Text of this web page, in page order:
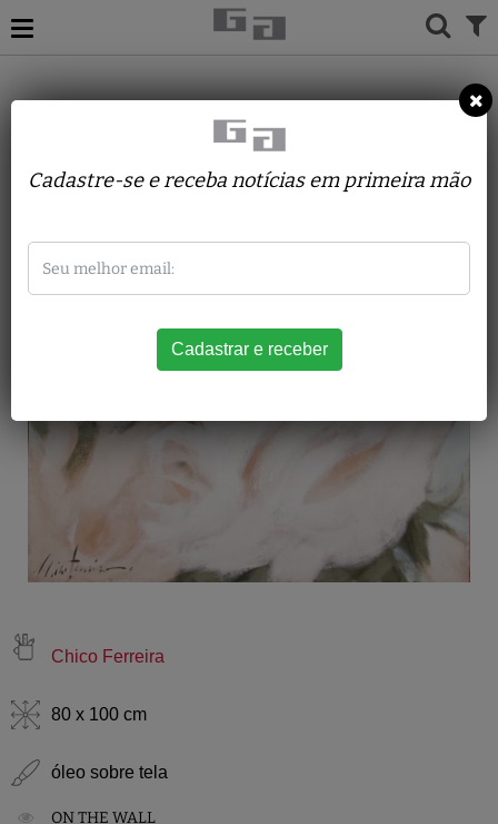
CHICO FERREIRA
FLORES
Chico Ferreira
80 x 100 cm
óleo sobre tela
ON THE WALL
Cadastre-se e receba notícias em primeira mão